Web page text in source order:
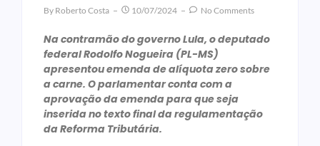
By Roberto Costa 10/07/2024 No Comments
Na contramão do governo Lula, o deputado
federal Rodolfo Nogueira (PL-MS)
apresentou emenda de alíquota zero sobre
a carne. O parlamentar conta com a
aprovação da emenda para que seja
inserida no texto final da regulamentação
da Reforma Tributária.